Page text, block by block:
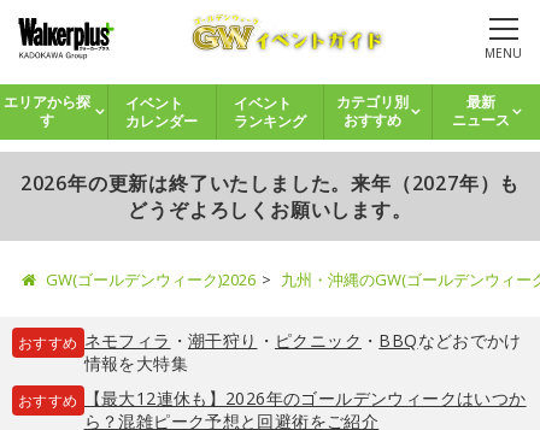
MENU
エリアから探
す
イベント
カレンダー
イベント
ランキング
カテゴリ別
おすすめ
最新
ニュース
2026年の更新は終了いたしました。来年（2027年）も
どうぞよろしくお願いします。
GW(ゴールデンウィーク)2026 九州・沖縄のGW(ゴールデンウィ
おすすめ ネモフィラ ・ 潮干狩り ・ ピクニック ・ BBQなどおでかけ
情報を大特集
おすすめ
【最大12連休も】2026年のゴールデンウィークはいつか
ら？混雑ピーク予想と回避術をご紹介